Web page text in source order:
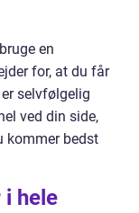
en
for, at du får
selvfølgelig
ved din side,
kommer bedst
hele